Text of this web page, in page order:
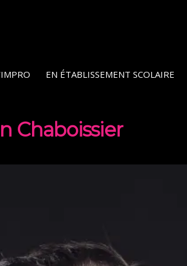
EN ÉTABLISSEMENT SCOLAIRE
Chaboissier